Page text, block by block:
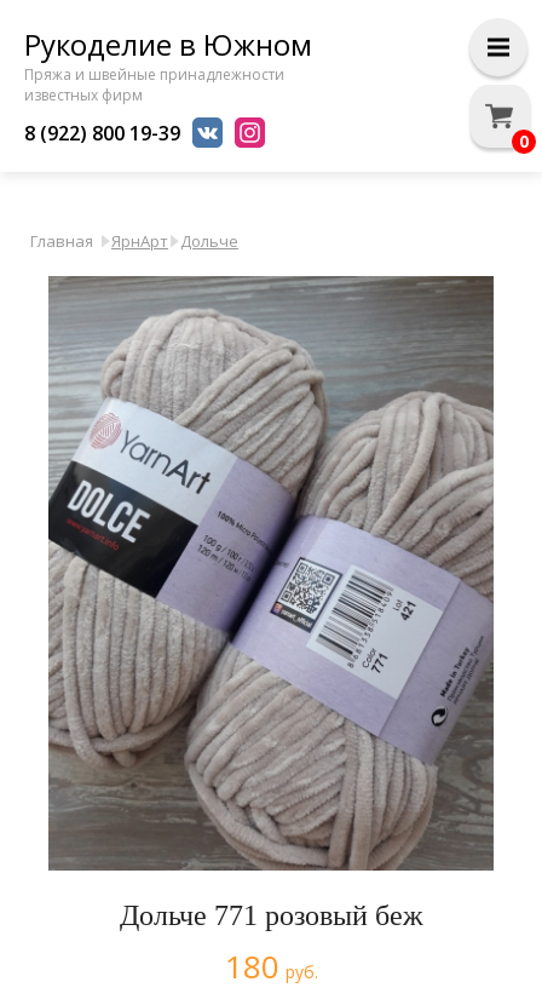
Рукоделие в Южном
Пряжа и швейные принадлежности
известных фирм
8 (922) 800 19-39
Главная ЯрнАрт Дольче
Дольче 771 розовый беж
180 руб.
0